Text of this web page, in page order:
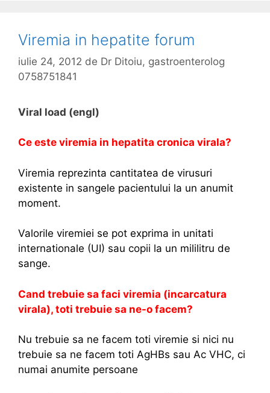
Viremia in hepatite forum
iulie 24, 2012 de Dr Ditoiu, gastroenterolog
0758751841
Viral load (engl)
Ce este viremia in hepatita cronica virala?
Viremia reprezinta cantitatea de virusuri
existente in sangele pacientului la un anumit
moment.
Valorile viremiei se pot exprima in unitati
internationale (UI) sau copii la un mililitru de
sange.
Cand trebuie sa faci viremia (incarcatura
virala), toti trebuie sa ne-o facem?
Nu trebuie sa ne facem toti viremie si nici nu
trebuie sa ne facem toti AgHBs sau Ac VHC, ci
numai anumite persoane